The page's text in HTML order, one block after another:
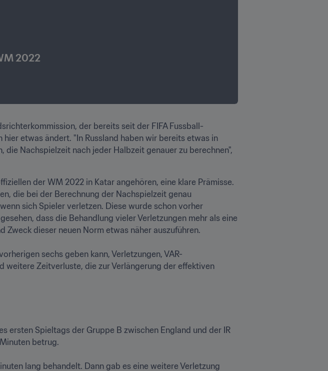
2022
der bereits seit der FIFA Fussball-
etwas ändert. "In Russland haben wir bereits etwas in
Nachspielzeit nach jeder Halbzeit genauer zu berechnen",
der WM 2022 in Katar angehören, eine klare Prämisse.
die bei der Berechnung der Nachspielzeit genau
sich Spieler verletzen. Diese wurde schon vorher
dass die Behandlung vieler Verletzungen mehr als eine
Zweck dieser neuen Norm etwas näher auszuführen.
sechs geben kann, Verletzungen, VAR-
weitere Zeitverluste, die zur Verlängerung der effektiven
ersten Spieltags der Gruppe B zwischen England und der IR
betrug.
lang behandelt. Dann gab es eine weitere Verletzung